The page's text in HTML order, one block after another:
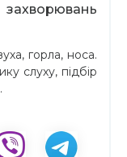
горла, носа.
слуху, підбір